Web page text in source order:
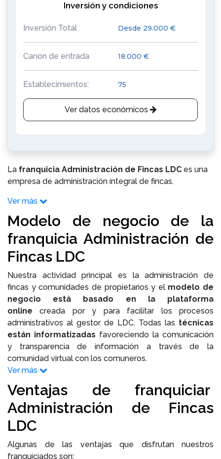
Inversión y condiciones
Inversión Total Desde 29.000 €
Canon de entrada 18.000 €
Establecimientos: 75
Ver datos económicos
La franquicia Administración de Fincas LDC es una
empresa de administración integral de fincas.
Ver más
Modelo de negocio de la
franquicia Administración de
Fincas LDC
Nuestra actividad principal es la administración de
fincas y comunidades de propietarios y el modelo de
negocio está basado en la plataforma
online creada por y para facilitar los procesos
administrativos al gestor de LDC. Todas las técnicas
están informatizadas favoreciendo la comunicación
y transparencia de información a través de la
comunidad virtual con los comuneros.
Ver más
Ventajas de franquiciar
Administración de Fincas
LDC
Algunas de las ventajas que disfrutan nuestros
franquiciados son: